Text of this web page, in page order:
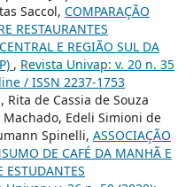
Saccol, COMPARAÇÃO
RESTAURANTES
E REGIÃO SUL DA
, Revista Univap: v. 20 n. 35
/ ISSN 2237-1753
Rita de Cassia de Souza
Edeli Simioni de
Spinelli, ASSOCIAÇÃO
DE CAFÉ DA MANHÃ E
ESTUDANTES